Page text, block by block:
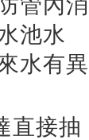
管內消
池水
水有異
接抽